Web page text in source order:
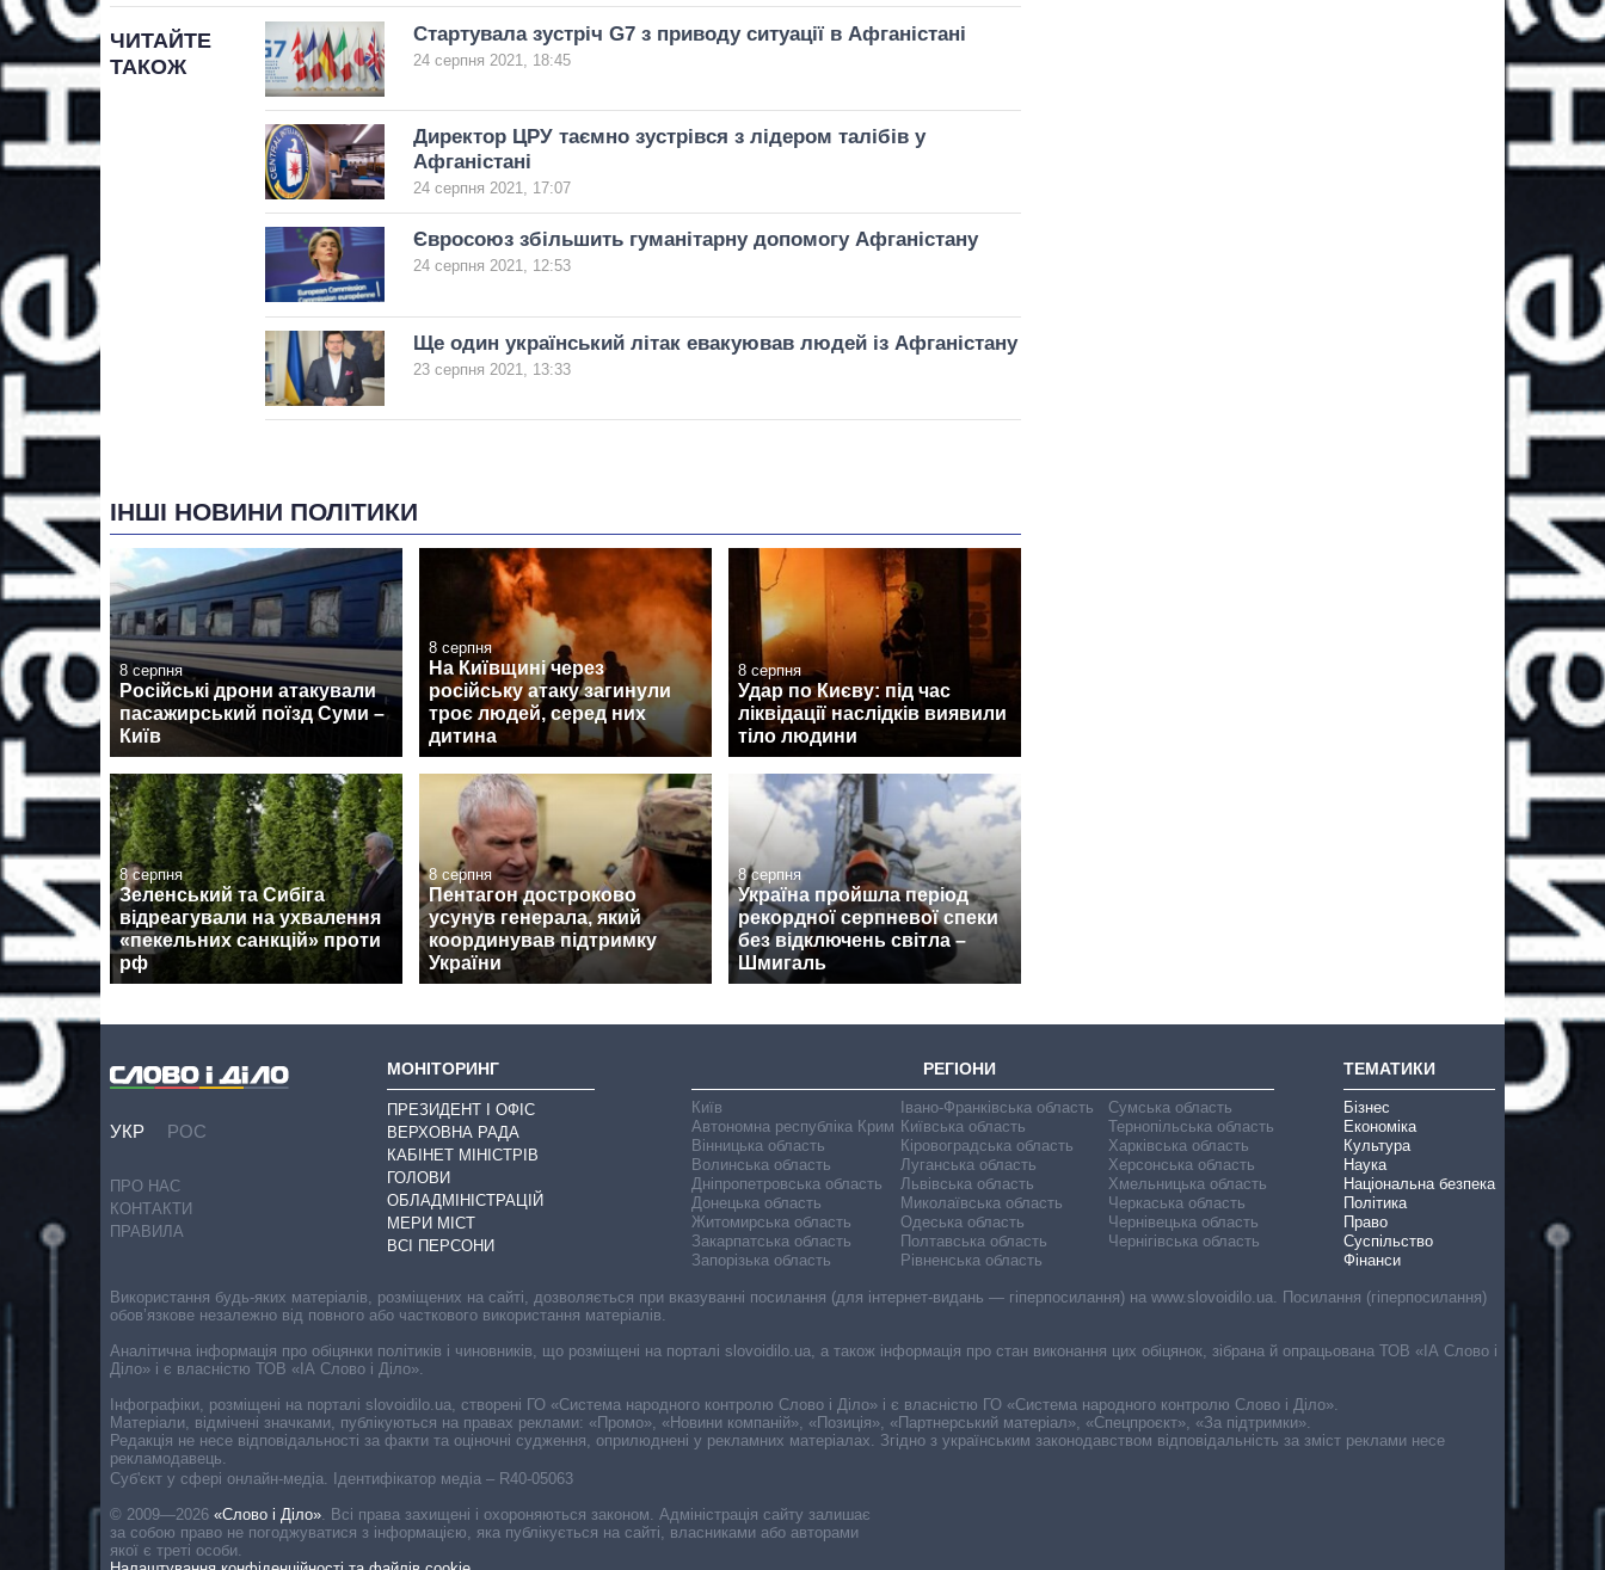
ЧИТАЙТЕ
ТАКОЖ
Стартувала зустріч G7 з приводу ситуації в Афганістані
24 серпня 2021, 18:45
Директор ЦРУ таємно зустрівся з лідером талібів у
Афганістані
24 серпня 2021, 17:07
Євросоюз збільшить гуманітарну допомогу Афганістану
24 серпня 2021, 12:53
Ще один український літак евакуював людей із Афганістану
23 серпня 2021, 13:33
ІНШІ НОВИНИ ПОЛІТИКИ
8 серпня
Російські дрони атакували
пасажирський поїзд Суми –
Київ
8 серпня
На Київщині через
російську атаку загинули
троє людей, серед них
дитина
8 серпня
Удар по Києву: під час
ліквідації наслідків виявили
тіло людини
8 серпня
Зеленський та Сибіга
відреагували на ухвалення
«пекельних санкцій» проти
рф
8 серпня
Пентагон достроково
усунув генерала, який
координував підтримку
України
8 серпня
Україна пройшла період
рекордної серпневої спеки
без відключень світла –
Шмигаль
УКР РОС
ПРО НАС
КОНТАКТИ
ПРАВИЛА
МОНІТОРИНГ
ПРЕЗИДЕНТ І ОФІС
ВЕРХОВНА РАДА
КАБІНЕТ МІНІСТРІВ
ГОЛОВИ
ОБЛАДМІНІСТРАЦІЙ
МЕРИ МІСТ
ВСІ ПЕРСОНИ
РЕГІОНИ
Київ
Автономна республіка Крим
Вінницька область
Волинська область
Дніпропетровська область
Донецька область
Житомирська область
Закарпатська область
Запорізька область
Івано-Франківська область
Київська область
Кіровоградська область
Луганська область
Львівська область
Миколаївська область
Одеська область
Полтавська область
Рівненська область
Сумська область
Тернопільська область
Харківська область
Херсонська область
Хмельницька область
Черкаська область
Чернівецька область
Чернігівська область
ТЕМАТИКИ
Бізнес
Економіка
Культура
Наука
Національна безпека
Політика
Право
Суспільство
Фінанси
Cуб'єкт у сфері онлайн-медіа. Ідентифікатор медіа – R40-05063
© 2009—2026 «Слово і Діло». Всі права захищені і охороняються законом. Адміністрація сайту залишає
за собою право не погоджуватися з інформацією, яка публікується на сайті, власниками або авторами
якої є треті особи.
Використання будь-яких матеріалів, розміщених на сайті, дозволяється при вказуванні посилання (для інтернет-видань — гіперпосилання) на www.slovoidilo.ua. Посилання (гіперпосилання)
обов’язкове незалежно від повного або часткового використання матеріалів.
Аналітична інформація про обіцянки політиків і чиновників, що розміщені на порталі slovoidilo.ua, а також інформація про стан виконання цих обіцянок, зібрана й опрацьована ТОВ «ІА Слово і
Діло» і є власністю ТОВ «ІА Слово і Діло».
Інфографіки, розміщені на порталі slovoidilo.ua, створені ГО «Система народного контролю Слово і Діло» і є власністю ГО «Система народного контролю Слово і Діло».
Матеріали, відмічені значками, публікуються на правах реклами: «Промо», «Новини компаній», «Позиція», «Партнерський матеріал», «Спецпроєкт», «За підтримки».
Редакція не несе відповідальності за факти та оціночні судження, оприлюднені у рекламних матеріалах. Згідно з українським законодавством відповідальність за зміст реклами несе
рекламодавець.